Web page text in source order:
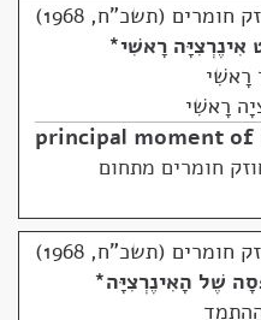
חומרים (תשכ"ח, 1968)
אִינֶרְצִיָּה רָאשִׁי*
רָאשִׁי
רָאשִׁי
principal moment
חומרים מתחום
חומרים (תשכ"ח, 1968)
שֶׁל הָאִינֶרְצִיָּה*